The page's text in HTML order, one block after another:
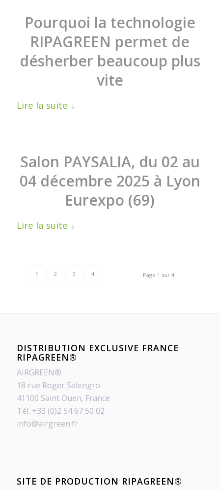
Pourquoi la technologie
RIPAGREEN permet de
désherber beaucoup plus
vite
Lire la suite
Salon PAYSALIA, du 02 au
04 décembre 2025 à Lyon
Eurexpo (69)
Lire la suite
Page 1 sur 4
1 2 3 4
DISTRIBUTION EXCLUSIVE FRANCE
RIPAGREEN®
AIRGREEN®
18 rue Roger Salengro
41100 Saint Ouen, France
Tél. +33 (0)2 54 67 50 02
info@airgreen.fr
SITE DE PRODUCTION RIPAGREEN®